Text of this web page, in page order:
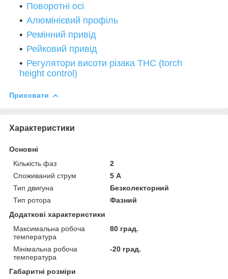
Поворотні осі
Алюмінієвий профіль
Ремінний привід
Рейковий привід
Регулятори висоти різака THC (torch
height control)
Приховати
Характеристики
Основні
Кількість фаз
2
Споживаний струм
5 А
Тип двигуна
Безколекторний
Тип ротора
Фазний
Додаткові характеристики
Максимальна робоча
температура
80 град.
Мінімальна робоча
температура
-20 град.
Габаритні розміри